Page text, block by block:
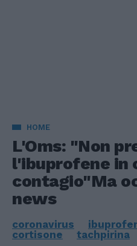
HOME
L'Oms: "Non
l'ibuprofene in
contagio"Ma
news
coronavirus
cortisone
tachpirina